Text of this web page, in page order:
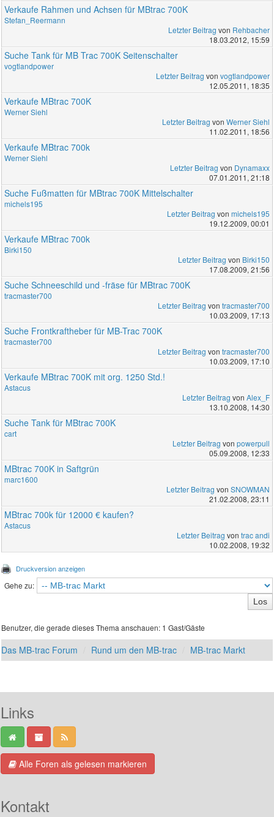
Verkaufe Rahmen und Achsen für MBtrac 700K
Stefan_Reermann
Letzter Beitrag von Rehbacher
18.03.2012, 15:59
Suche Tank für MB Trac 700K Seitenschalter
vogtlandpower
Letzter Beitrag von vogtlandpower
12.05.2011, 18:35
Verkaufe MBtrac 700K
Werner Siehl
Letzter Beitrag von Werner Siehl
11.02.2011, 18:56
Verkaufe MBtrac 700k
Werner Siehl
Letzter Beitrag von Dynamaxx
07.01.2011, 21:18
Suche Fußmatten für MBtrac 700K Mittelschalter
michels195
Letzter Beitrag von michels195
19.12.2009, 00:01
Verkaufe MBtrac 700k
Birki150
Letzter Beitrag von Birki150
17.08.2009, 21:56
Suche Schneeschild und -fräse für MBtrac 700K
tracmaster700
Letzter Beitrag von tracmaster700
10.03.2009, 17:13
Suche Frontkraftheber für MB-Trac 700K
tracmaster700
Letzter Beitrag von tracmaster700
10.03.2009, 17:10
Verkaufe MBtrac 700K mit org. 1250 Std.!
Astacus
Letzter Beitrag von Alex_F
13.10.2008, 14:30
Suche Tank für MBtrac 700K
cart
Letzter Beitrag von powerpull
05.09.2008, 12:33
MBtrac 700K in Saftgrün
marc1600
Letzter Beitrag von SNOWMAN
21.02.2008, 23:11
MBtrac 700k für 12000 € kaufen?
Astacus
Letzter Beitrag von trac andi
10.02.2008, 19:32
Druckversion anzeigen
Gehe zu:
Benutzer, die gerade dieses Thema anschauen: 1 Gast/Gäste
Das MB-trac Forum Rund um den MB-trac MB-trac Markt
Links
Alle Foren als gelesen markieren
Kontakt